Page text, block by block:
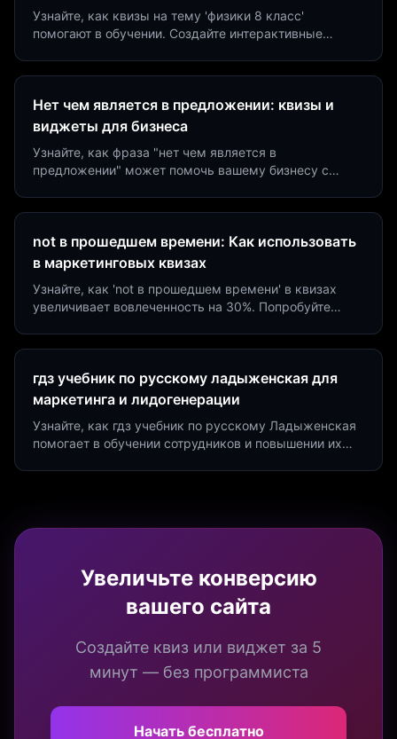
Узнайте, как квизы на тему 'физики 8 класс'
помогают в обучении. Создайте интерактивные
Нет чем является в предложении: квизы и
виджеты для бизнеса
Узнайте, как фраза "нет чем является в
предложении" может помочь вашему бизнесу с
not в прошедшем времени: Как использовать
в маркетинговых квизах
Узнайте, как 'not в прошедшем времени' в квизах
увеличивает вовлеченность на 30%. Попробуйте
гдз учебник по русскому ладыженская для
маркетинга и лидогенерации
Узнайте, как гдз учебник по русскому Ладыженская
помогает в обучении сотрудников и повышении их
Увеличьте конверсию
вашего сайта
Создайте квиз или виджет за 5
минут — без программиста
Начать бесплатно